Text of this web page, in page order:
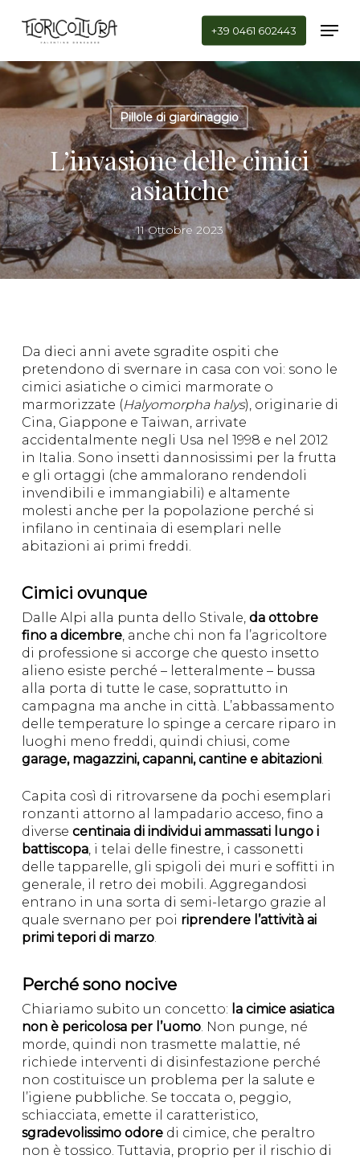
content
+39 0461 602443
Pillole di giardinaggio
L’invasione delle cimici
asiatiche
11 Ottobre 2023
Da dieci anni avete sgradite ospiti che
pretendono di svernare in casa con voi: sono le
cimici asiatiche o cimici marmorate o
marmorizzate (Halyomorpha halys), originarie di
Cina, Giappone e Taiwan, arrivate
accidentalmente negli Usa nel 1998 e nel 2012
in Italia. Sono insetti dannosissimi per la frutta
e gli ortaggi (che ammalorano rendendoli
invendibili e immangiabili) e altamente
molesti anche per la popolazione perché si
infilano in centinaia di esemplari nelle
abitazioni ai primi freddi.
Cimici ovunque
Dalle Alpi alla punta dello Stivale, da ottobre
fino a dicembre, anche chi non fa l’agricoltore
di professione si accorge che questo insetto
alieno esiste perché – letteralmente – bussa
alla porta di tutte le case, soprattutto in
campagna ma anche in città. L’abbassamento
delle temperature lo spinge a cercare riparo in
luoghi meno freddi, quindi chiusi, come
garage, magazzini, capanni, cantine e abitazioni.
Capita così di ritrovarsene da pochi esemplari
ronzanti attorno al lampadario acceso, fino a
diverse centinaia di individui ammassati lungo i
battiscopa, i telai delle finestre, i cassonetti
delle tapparelle, gli spigoli dei muri e soffitti in
generale, il retro dei mobili. Aggregandosi
entrano in una sorta di semi-letargo grazie al
quale svernano per poi riprendere l’attività ai
primi tepori di marzo.
Perché sono nocive
Chiariamo subito un concetto: la cimice asiatica
non è pericolosa per l’uomo. Non punge, né
morde, quindi non trasmette malattie, né
richiede interventi di disinfestazione perché
non costituisce un problema per la salute e
l’igiene pubbliche. Se toccata o, peggio,
schiacciata, emette il caratteristico,
sgradevolissimo odoredi cimice, che peraltro
non è tossico. Tuttavia, proprio per il rischio di
Menu